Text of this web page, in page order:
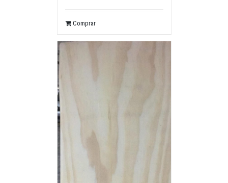
Comprar